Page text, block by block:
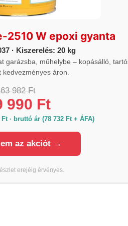
2510 W epoxi gyanta
· Kiszerelés: 20 kg
garázsba, műhelybe – kopásálló,
áron.
982 Ft
990 Ft
· bruttó ár (78 732 Ft + ÁFA)
az akciót →
erejéig érvényes.